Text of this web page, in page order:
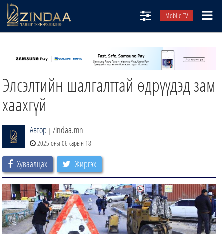
Mobile TV
ТВ8
ӨГЛӨӨНИЙ СОНИН
АУДИО ЗОХИОЛ
ЗИНДАА СЭТГҮҮЛ
Элсэлтийн шалгалттай өдрүүдэд зам
хаахгүй
Автор | Zindaa.mn
2025 оны 06 сарын 18
Хуваалцах Жиргэх